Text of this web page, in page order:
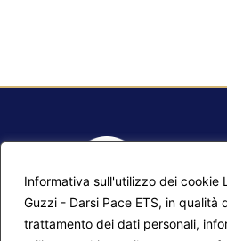
Informativa sull'utilizzo dei cookie
Guzzi - Darsi Pace ETS, in qualità
trattamento dei dati personali,